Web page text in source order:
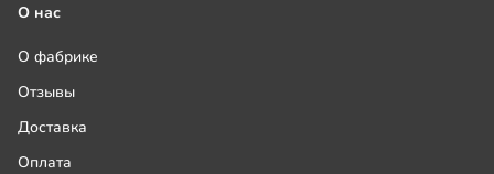
О нас
О фабрике
Отзывы
Доставка
Оплата